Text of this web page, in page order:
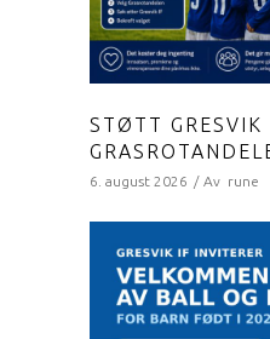
STØTT GRESVIK
6. august 2026 Av rune